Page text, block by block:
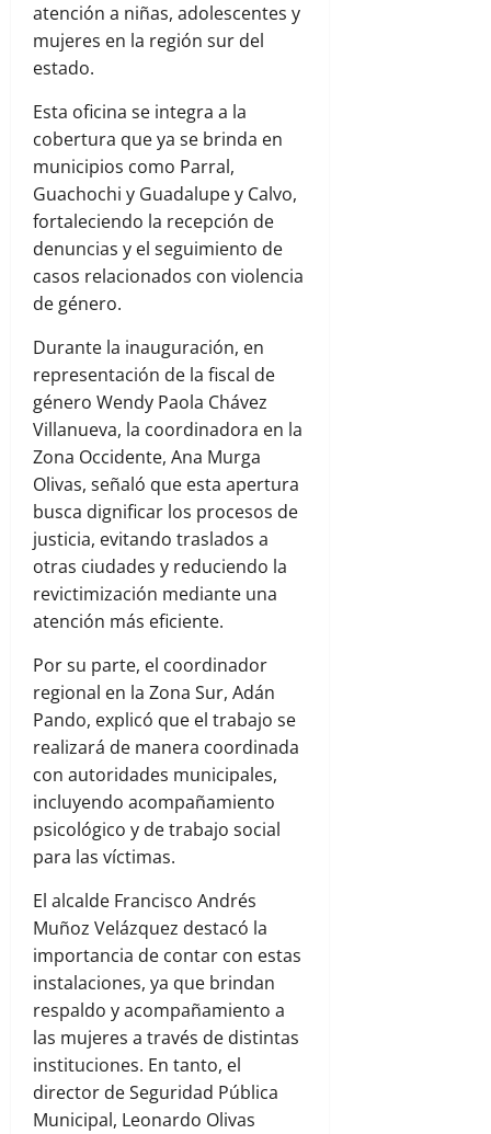
atención a niñas, adolescentes y
mujeres en la región sur del
estado.
Esta oficina se integra a la
cobertura que ya se brinda en
municipios como Parral,
Guachochi y Guadalupe y Calvo,
fortaleciendo la recepción de
denuncias y el seguimiento de
casos relacionados con violencia
de género.
Durante la inauguración, en
representación de la fiscal de
género Wendy Paola Chávez
Villanueva, la coordinadora en la
Zona Occidente, Ana Murga
Olivas, señaló que esta apertura
busca dignificar los procesos de
justicia, evitando traslados a
otras ciudades y reduciendo la
revictimización mediante una
atención más eficiente.
Por su parte, el coordinador
regional en la Zona Sur, Adán
Pando, explicó que el trabajo se
realizará de manera coordinada
con autoridades municipales,
incluyendo acompañamiento
psicológico y de trabajo social
para las víctimas.
El alcalde Francisco Andrés
Muñoz Velázquez destacó la
importancia de contar con estas
instalaciones, ya que brindan
respaldo y acompañamiento a
las mujeres a través de distintas
instituciones. En tanto, el
director de Seguridad Pública
Municipal, Leonardo Olivas